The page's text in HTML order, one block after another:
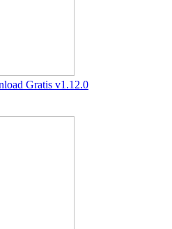
Gratis v1.12.0